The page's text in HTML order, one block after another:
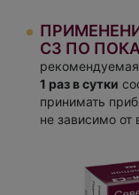
СЗ ПО
1 раз в сутки
принимать
не зависимо от